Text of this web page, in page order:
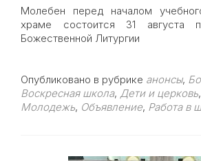
Молебен перед началом
храме состоится 31 августа
Божественной Литургии
Опубликовано в рубрике анонсы,
Воскресная школа, Дети и церковь,
Молодежь, Объявление, Работа в